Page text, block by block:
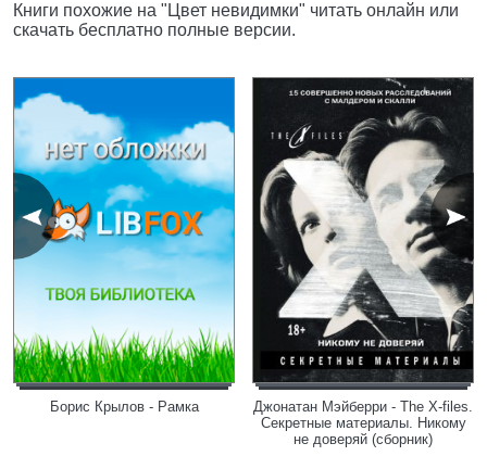
Книги похожие на "Цвет невидимки" читать онлайн или
скачать бесплатно полные версии.
Борис Крылов - Рамка
Джонатан Мэйберри - The X-files.
Секретные материалы. Никому
не доверяй (сборник)